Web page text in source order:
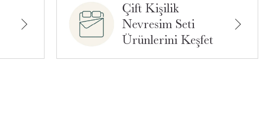
Çift Kişilik
Nevresim Seti
Ürünlerini Keşfet